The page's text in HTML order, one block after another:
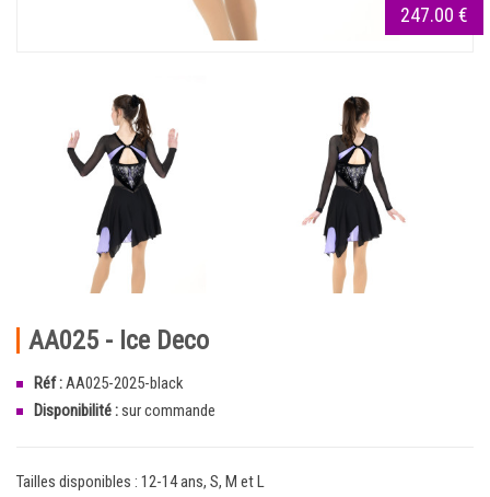
247.00 €
AA025 - Ice Deco
Réf : AA025-2025-black
Disponibilité :sur commande
Tailles disponibles : 12-14 ans, S, M et L